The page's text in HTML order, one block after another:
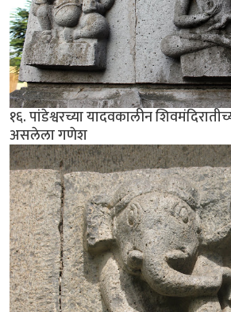
१६. पांडेश्वरच्या यादवकालीन
असलेला गणेश